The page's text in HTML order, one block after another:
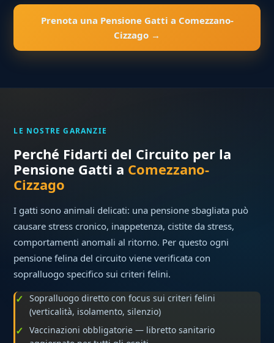
Prenota una Pensione Gatti a Comezzano-
Cizzago →
LE NOSTRE GARANZIE
Perché Fidarti del Circuito per la
Pensione Gatti a Comezzano-
Cizzago
I gatti sono animali delicati: una pensione sbagliata può
causare stress cronico, inappetenza, cistite da stress,
comportamenti anomali al ritorno. Per questo ogni
pensione felina del circuito viene verificata con
sopralluogo specifico sui criteri felini.
Sopralluogo diretto con focus sui criteri felini
(verticalità, isolamento, silenzio)
Vaccinazioni obbligatorie — libretto sanitario